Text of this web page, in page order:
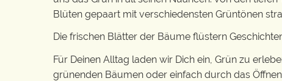
Blüten gepaart mit verschiedensten Grüntönen
Die frischen Blätter der Bäume flüstern
Für Deinen Alltag laden wir Dich ein, Grün zu
grünenden Bäumen oder einfach durch das